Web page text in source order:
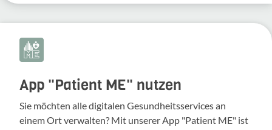
App "Patient ME" nutzen
Sie möchten alle digitalen Gesundheitsservices an
einem Ort verwalten? Mit unserer App "Patient ME" ist